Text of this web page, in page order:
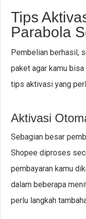
Tips
Parabola
Pembelian berhasil,
paket agar kamu
tips aktivasi yang
Aktivasi
Sebagian besar
Shopee diproses
pembayaran kamu
dalam beberapa
perlu langkah